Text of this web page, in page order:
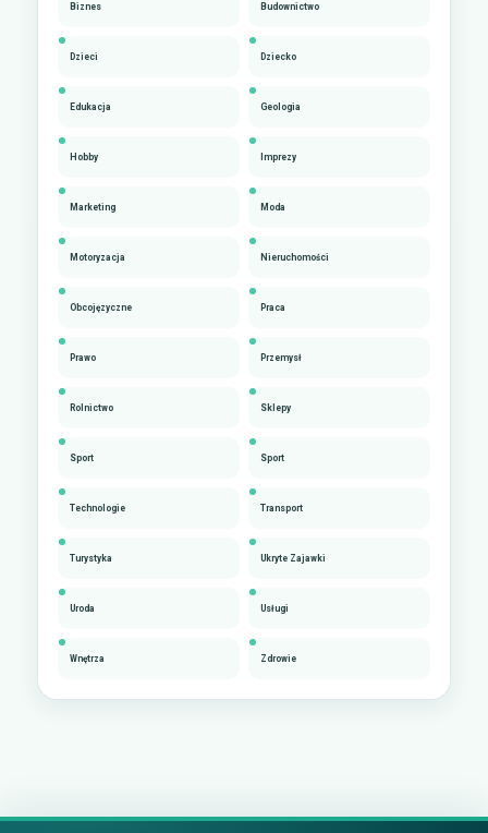
Biznes Budownictwo
Dzieci Dziecko
Edukacja Geologia
Hobby Imprezy
Marketing Moda
Motoryzacja Nieruchomości
Obcojęzyczne Praca
Prawo Przemysł
Rolnictwo Sklepy
Sport Sport
Technologie Transport
Turystyka Ukryte Zajawki
Uroda Usługi
Wnętrza Zdrowie